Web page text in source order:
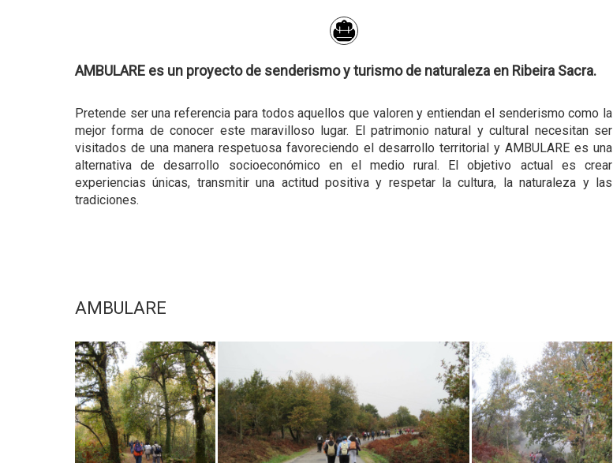
AMBULARE es un proyecto de senderismo y turismo de naturaleza en Ribeira Sacra.
Pretende ser una referencia para todos aquellos que valoren y entiendan el senderismo como la
mejor forma de conocer este maravilloso lugar. El patrimonio natural y cultural necesitan ser
visitados de una manera respetuosa favoreciendo el desarrollo territorial y AMBULARE es una
alternativa de desarrollo socioeconómico en el medio rural. El objetivo actual es crear
experiencias únicas, transmitir una actitud positiva y respetar la cultura, la naturaleza y las
tradiciones.
AMBULARE